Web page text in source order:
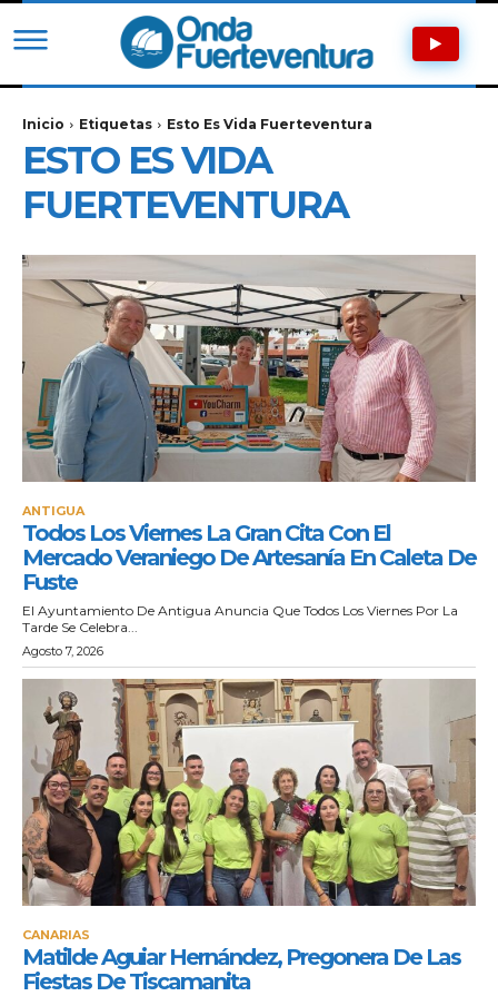
Inicio Etiquetas Esto Es Vida Fuerteventura
ESTO ES VIDA
FUERTEVENTURA
ANTIGUA
Todos Los Viernes La Gran Cita Con El
Mercado Veraniego De Artesanía En Caleta De
Fuste
El Ayuntamiento De Antigua Anuncia Que Todos Los Viernes Por La
Tarde Se Celebra...
Agosto 7, 2026
CANARIAS
Matilde Aguiar Hernández, Pregonera De Las
Fiestas De Tiscamanita